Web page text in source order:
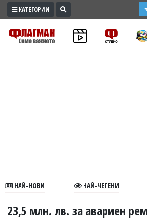
ПРОМО
ЗОНА
В
КАТЕГОРИИ
НАЙ-НОВИ НАЙ-ЧЕТЕНИ
23,5 млн. лв. за авариен